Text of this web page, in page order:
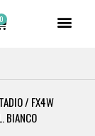
0
/ FX4W
BIANCO